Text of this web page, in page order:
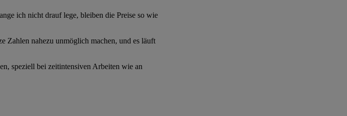
ich nicht drauf lege, bleiben die Preise so wie
Zahlen nahezu unmöglich machen, und es läuft
speziell bei zeitintensiven Arbeiten wie an